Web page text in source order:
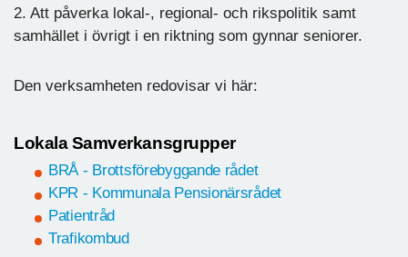
2. Att påverka lokal-, regional- och rikspolitik samt
samhället i övrigt i en riktning som gynnar seniorer.
Den verksamheten redovisar vi här:
Lokala Samverkansgrupper
BRÅ - Brottsförebyggande rådet
KPR - Kommunala Pensionärsrådet
Patientråd
Trafikombud